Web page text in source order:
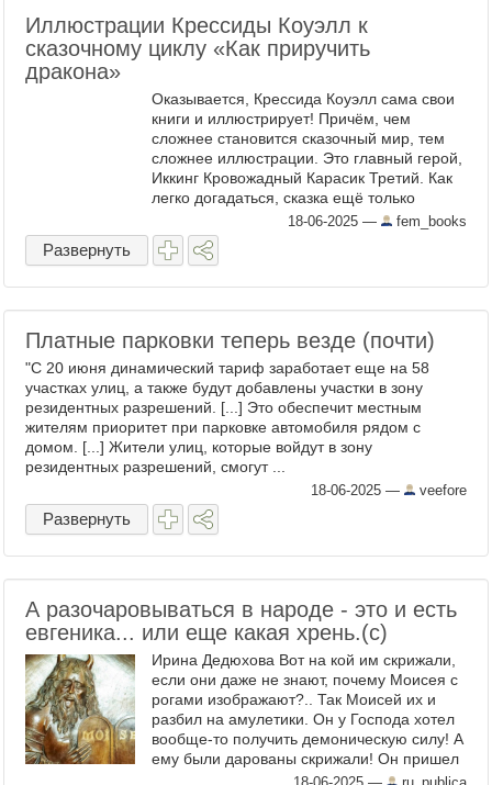
Иллюстрации Крессиды Коуэлл к
сказочному циклу «Как приручить
дракона»
Оказывается, Крессида Коуэлл сама свои
книги и иллюстрирует! Причём, чем
сложнее становится сказочный мир, тем
сложнее иллюстрации. Это главный герой,
Иккинг Кровожадный Карасик Третий. Как
легко догадаться, сказка ещё только
начинается. Главные герои Особенности
национального ...
18-06-2025 — fem_books
Развернуть
Платные парковки теперь везде (почти)
"С 20 июня динамический тариф заработает еще на 58
участках улиц, а также будут добавлены участки в зону
резидентных разрешений. [...] Это обеспечит местным
жителям приоритет при парковке автомобиля рядом с
домом. [...] Жители улиц, которые войдут в зону
резидентных разрешений, смогут ...
18-06-2025 — veefore
Развернуть
А разочаровываться в народе - это и есть
евгеника... или еще какая хрень.(с)
Ирина Дедюхова Вот на кой им скрижали,
если они даже не знают, почему Моисея с
рогами изображают?.. Так Моисей их и
разбил на амулетики. Он у Господа хотел
вообще-то получить демоническую силу! А
ему были дарованы скрижали! Он пришел
и убедился, что соплеменники у него - ...